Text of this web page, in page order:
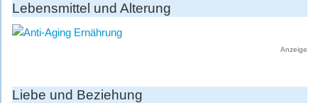
Lebensmittel und Alterung
Anzeige
Liebe und Beziehung